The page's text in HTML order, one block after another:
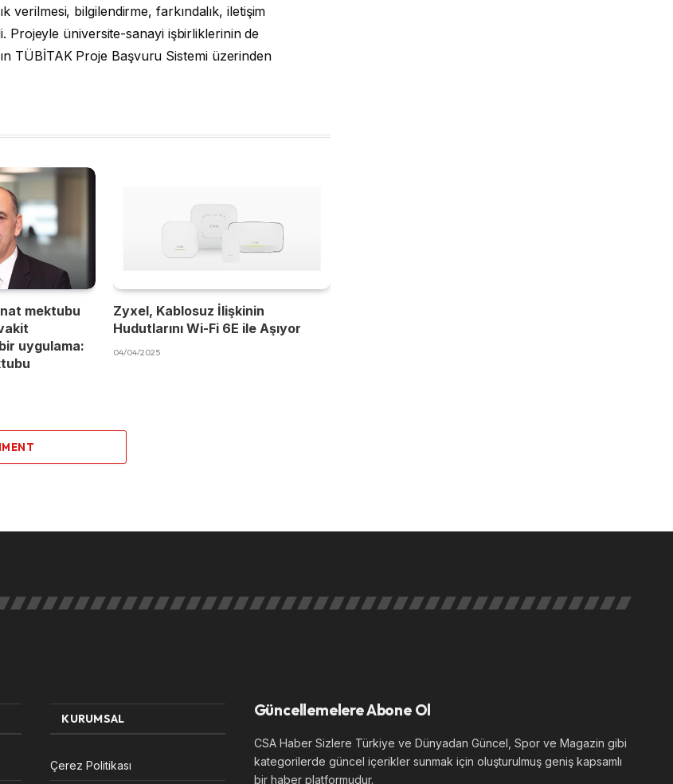
verilmesi, bilgilendirme, farkındalık, iletişim
Projeyle üniversite-sanayi işbirliklerinin de
TÜBİTAK Proje Başvuru Sistemi üzerinden
mektubu
uygulama:
Zyxel, Kablosuz İlişkinin
Hudutlarını Wi-Fi 6E ile Aşıyor
04/04/2025
KURUMSAL
Çerez Politikası
Güncellemelere Abone Ol
CSA Haber Sizlere Türkiye ve Dünyadan Güncel, Spor ve Magazin gibi
kategorilerde güncel içerikler sunmak için oluşturulmuş geniş kapsamlı
bir haber platformudur.